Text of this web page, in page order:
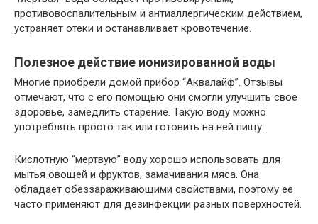
противовоспалительным и антиаллергическим действием,
устраняет отеки и останавливает кровотечение.
Полезное действие ионизированной воды
Многие приобрели домой прибор “Аквалайф”. Отзывы
отмечают, что с его помощью они смогли улучшить свое
здоровье, замедлить старение. Такую воду можно
употреблять просто так или готовить на ней пищу.
Кислотную “мертвую” воду хорошо использовать для
мытья овощей и фруктов, замачивания мяса. Она
обладает обеззараживающими свойствами, поэтому ее
часто применяют для дезинфекции разных поверхностей.